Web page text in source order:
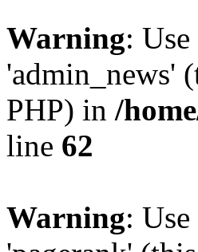
Warning:
'admin_news'
PHP) in /
line 62
Warning: